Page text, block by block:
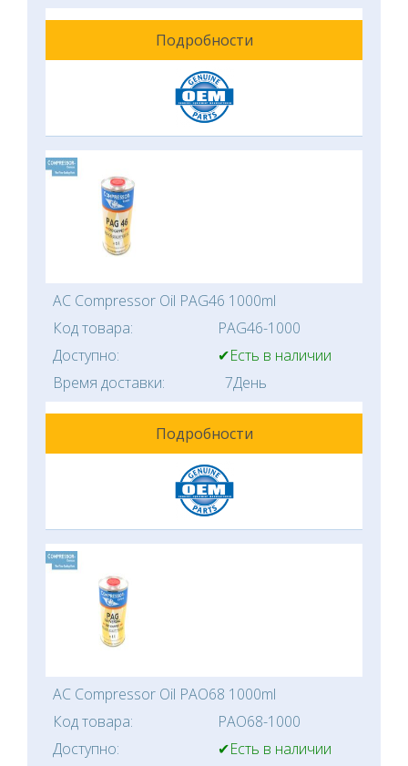
Подробности
AC Compressor Oil PAG46 1000ml
Код товара:
PAG46-1000
Доступно:
✔Есть в наличии
Время доставки:
7День
Подробности
AC Compressor Oil PAO68 1000ml
Код товара:
PAO68-1000
Доступно:
✔Есть в наличии